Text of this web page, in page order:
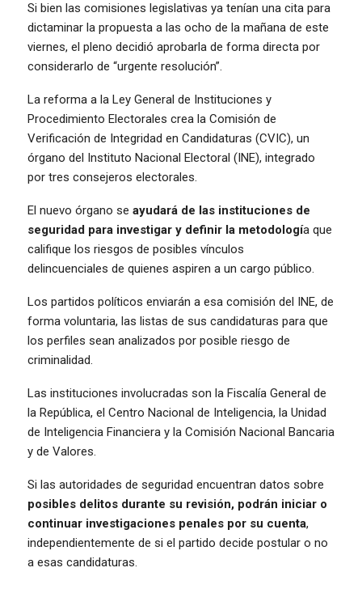
Si bien las comisiones legislativas ya tenían una cita para
dictaminar la propuesta a las ocho de la mañana de este
viernes, el pleno decidió aprobarla de forma directa por
considerarlo de “urgente resolución”.
La reforma a la Ley General de Instituciones y
Procedimiento Electorales crea la Comisión de
Verificación de Integridad en Candidaturas (CVIC), un
órgano del Instituto Nacional Electoral (INE), integrado
por tres consejeros electorales.
El nuevo órgano se ayudará de las instituciones de
seguridad para investigar y definir la metodología que
califique los riesgos de posibles vínculos
delincuenciales de quienes aspiren a un cargo público.
Los partidos políticos enviarán a esa comisión del INE, de
forma voluntaria, las listas de sus candidaturas para que
los perfiles sean analizados por posible riesgo de
criminalidad.
Las instituciones involucradas son la Fiscalía General de
la República, el Centro Nacional de Inteligencia, la Unidad
de Inteligencia Financiera y la Comisión Nacional Bancaria
y de Valores.
Si las autoridades de seguridad encuentran datos sobre
posibles delitos durante su revisión, podrán iniciar o
continuar investigaciones penales por su cuenta,
independientemente de si el partido decide postular o no
a esas candidaturas.